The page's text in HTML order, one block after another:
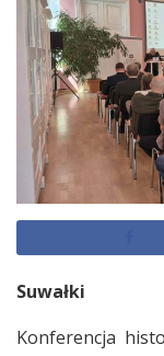
Suwałki
Konferencja